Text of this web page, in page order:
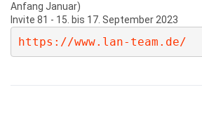
Anfang Januar)
Invite 81 - 15. bis 17. September 2023
https://www.lan-team.de/